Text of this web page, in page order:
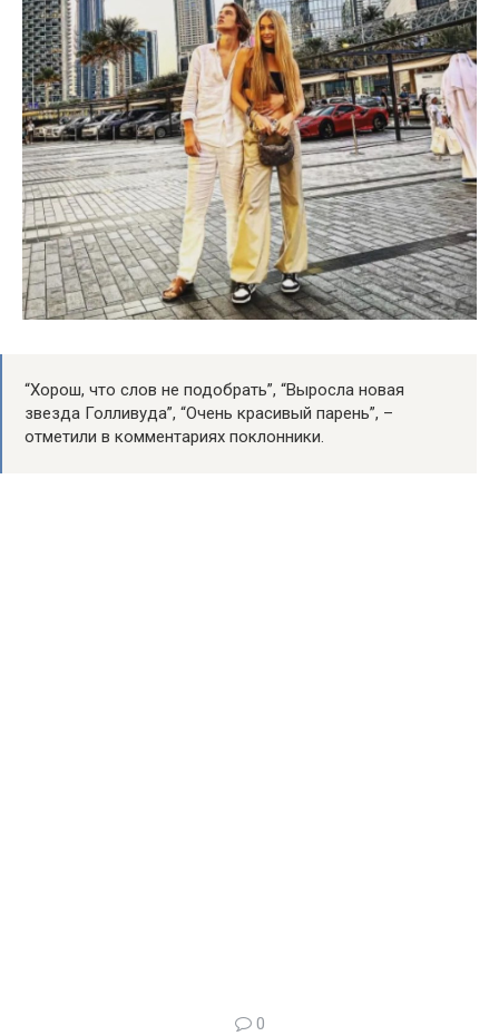
“Хорош, что слов не подобрать”, “Выросла новая
звезда Голливуда”, “Очень красивый парень”, –
отметили в комментариях поклонники.
0